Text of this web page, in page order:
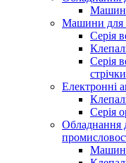
Машини для
Серія
Серія
стрічки
Електронні
Серія
Обладнання